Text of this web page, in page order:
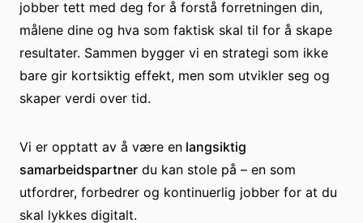
jobber tett med deg for å forstå forretningen din,
målene dine og hva som faktisk skal til for å skape
resultater. Sammen bygger vi en strategi som ikke
bare gir kortsiktig effekt, men som utvikler seg og
skaper verdi over tid.
Vi er opptatt av å være en langsiktig
samarbeidspartner du kan stole på – en som
utfordrer, forbedrer og kontinuerlig jobber for at du
skal lykkes digitalt.